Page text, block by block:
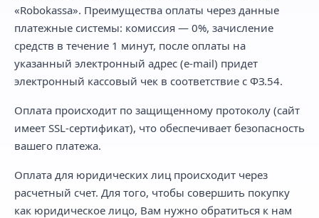
«Robokassa». Преимущества оплаты через данные
платежные системы: комиссия — 0%, зачисление
средств в течение 1 минут, после оплаты на
указанный электронный адрес (e-mail) придет
электронный кассовый чек в соответствие с ФЗ.54.
Оплата происходит по защищенному протоколу (сайт
имеет SSL-сертификат), что обеспечивает безопасность
вашего платежа.
Оплата для юридических лиц происходит через
расчетный счет. Для того, чтобы совершить покупку
как юридическое лицо, Вам нужно обратиться к нам